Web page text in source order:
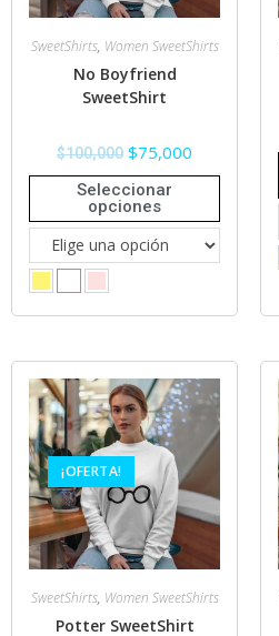
SweetShirts, Women SweetShirts
No Boyfriend
SweetShirt
$100,000 $75,000
Seleccionar
opciones
¡OFERTA!
SweetShirts, Women SweetShirts
Potter SweetShirt